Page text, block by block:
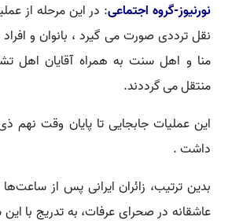
نورنیوز-گروه اجتماعی: در این مرحله از
نقل ترددی صورت می گیرد ، بانوان و
منا و اهل سنت به همراه آقایان اهل
منتقل می گرددند.
این عملیات جابجایی تا پایان وقت نهم
داشت .
بدین ترتیب، زائران ایرانی پس از
عاشقانه در صحرای عرفات، به تدریج با